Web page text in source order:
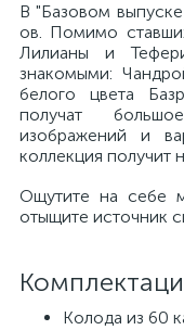
В "Базовом
ов. Помимо
Лилианы и
знакомыми:
белого цвета
получат
изображений и
коллекция получит
Ощутите на себе
отыщите источник
Колода из 60